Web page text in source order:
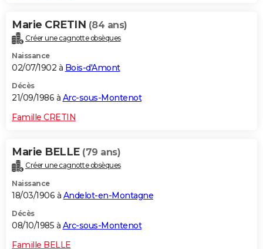
Marie CRETIN (84 ans)
Créer une cagnotte obsèques
Naissance
02/07/1902 à Bois-d'Amont
Décès
21/09/1986 à Arc-sous-Montenot
Famille CRETIN
Marie BELLE (79 ans)
Créer une cagnotte obsèques
Naissance
18/03/1906 à Andelot-en-Montagne
Décès
08/10/1985 à Arc-sous-Montenot
Famille BELLE